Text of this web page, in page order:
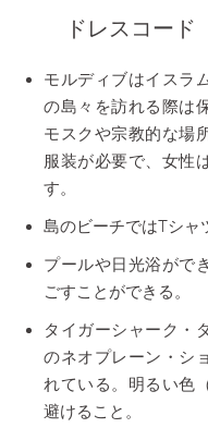
ドレスコード
モルディブはイスラ
の島々を訪れる際は
モスクや宗教的な場
服装が必要で、女性
す。
島のビーチではTシャ
プールや日光浴がで
ごすことができる。
タイガーシャーク・
のネオプレーン・シ
れている。明るい色
避けること。